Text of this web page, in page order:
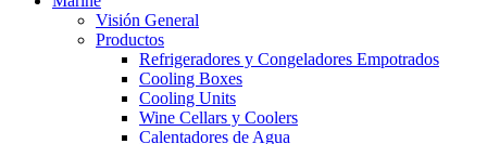
Visión General
Productos
Refrigeradores y Congeladores Empotrados
Cooling Boxes
Cooling Units
Wine Cellars y Coolers
Calentadores de Agua